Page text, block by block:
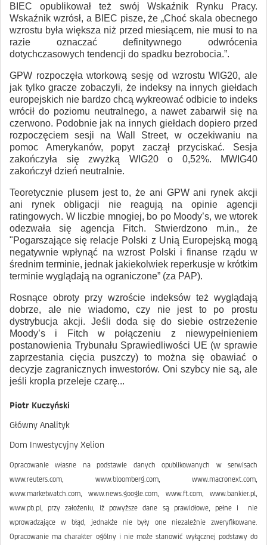
BIEC opublikował też swój Wskaźnik Rynku Pracy.
Wskaźnik wzrósł, a BIEC pisze, że „Choć skala obecnego
wzrostu była większa niż przed miesiącem, nie musi to na
razie oznaczać definitywnego odwrócenia
dotychczasowych tendencji do spadku bezrobocia.”.
GPW rozpoczęła wtorkową sesję od wzrostu WIG20, ale
jak tylko gracze zobaczyli, że indeksy na innych giełdach
europejskich nie bardzo chcą wykreować odbicie to indeks
wrócił do poziomu neutralnego, a nawet zabarwił się na
czerwono. Podobnie jak na innych giełdach dopiero przed
rozpoczęciem sesji na Wall Street, w oczekiwaniu na
pomoc Amerykanów, popyt zaczął przyciskać. Sesja
zakończyła się zwyżką WIG20 o 0,52%. MWIG40
zakończył dzień neutralnie.
Teoretycznie plusem jest to, że ani GPW ani rynek akcji
ani rynek obligacji nie reagują na opinie agencji
ratingowych. W liczbie mnogiej, bo po Moody’s, we wtorek
odezwała się agencja Fitch. Stwierdzono m.in., że
"Pogarszające się relacje Polski z Unią Europejską mogą
negatywnie wpłynąć na wzrost Polski i finanse rządu w
średnim terminie, jednak jakiekolwiek reperkusje w krótkim
terminie wyglądają na ograniczone” (za PAP).
Rosnące obroty przy wzroście indeksów też wyglądają
dobrze, ale nie wiadomo, czy nie jest to po prostu
dystrybucja akcji. Jeśli doda się do siebie ostrzeżenie
Moody’s i Fitch w połączeniu z niewypełnieniem
postanowienia Trybunału Sprawiedliwości UE (w sprawie
zaprzestania cięcia puszczy) to można się obawiać o
decyzje zagranicznych inwestorów. Oni szybcy nie są, ale
jeśli kropla przeleje czarę...
Piotr Kuczyński
Główny Analityk
Dom Inwestycyjny Xelion
Opracowanie własne na podstawie danych opublikowanych w serwisach
www.reuters.com, www.bloomberg.com, www.macronext.com,
www.marketwatch.com, www.news.google.com, www.ft.com, www.bankier.pl,
www.pb.pl, przy założeniu, iż powyższe dane są prawidłowe, pełne i nie
wprowadzające w błąd, jednakże nie były one niezależnie zweryfikowane.
Opracowanie ma charakter ogólny i nie może stanowić wyłącznej podstawy do